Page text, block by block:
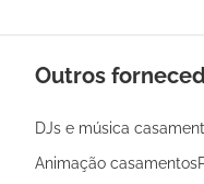
Outros
DJs e música
Animação